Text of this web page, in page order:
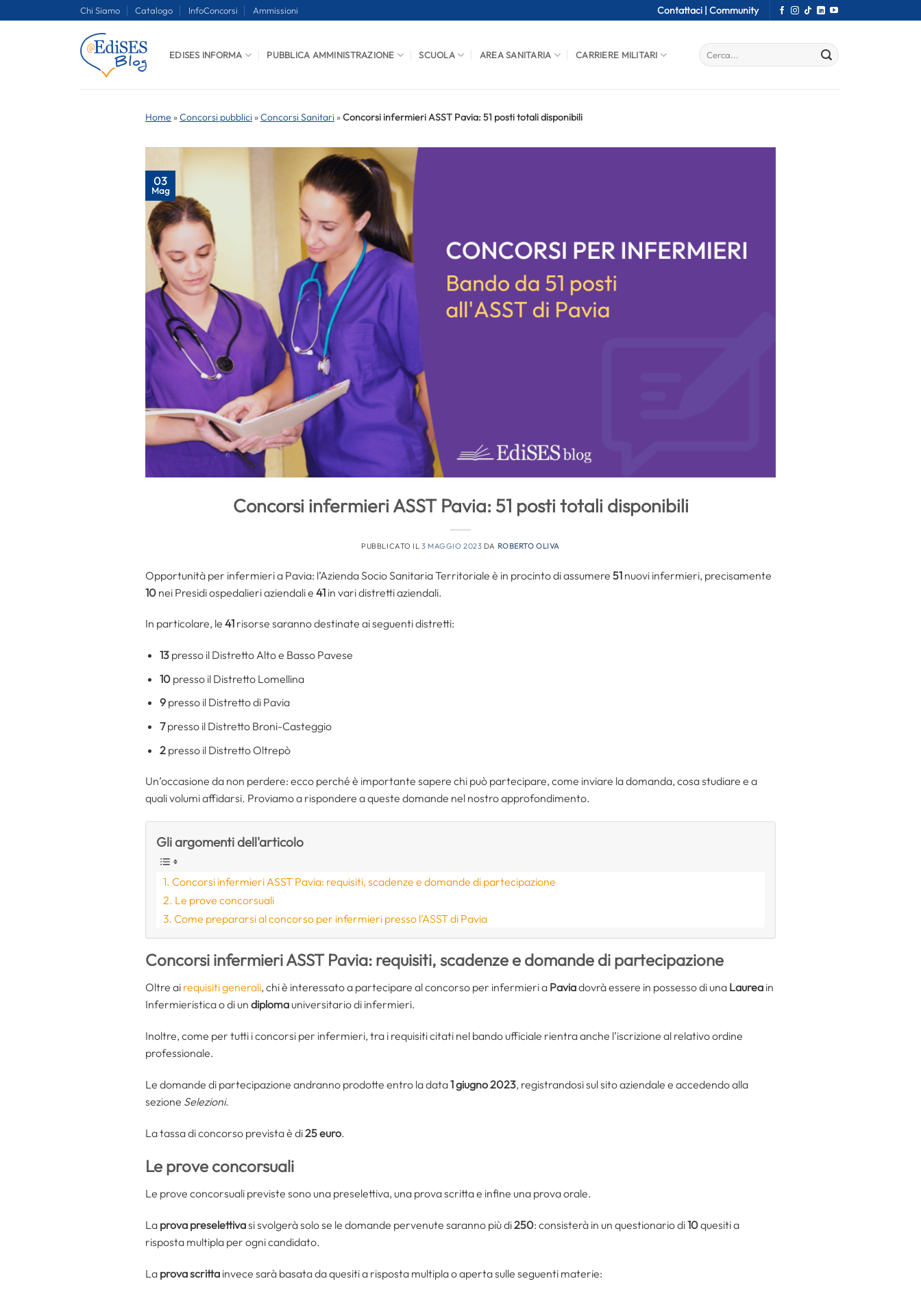
Chi Siamo Catalogo InfoConcorsi Ammissioni Contattaci | Community
EDISES INFORMA PUBBLICA AMMINISTRAZIONE SCUOLA AREA SANITARIA CARRIERE MILITARI
Home »Concorsi pubblici »Concorsi Sanitari »Concorsi infermieri ASST Pavia: 51 posti totali disponibili
03
Mag
Concorsi infermieri ASST Pavia: 51 posti totali disponibili
PUBBLICATO IL3 MAGGIO 2023 DA ROBERTO OLIVA
Opportunità per infermieri a Pavia: l’Azienda Socio Sanitaria Territoriale è in procinto di assumere 51 nuovi infermieri, precisamente
10 nei Presidi ospedalieri aziendali e 41 in vari distretti aziendali.
In particolare, le 41 risorse saranno destinate ai seguenti distretti:
13 presso il Distretto Alto e Basso Pavese
10 presso il Distretto Lomellina
9 presso il Distretto di Pavia
7presso il Distretto Broni-Casteggio
2 presso il Distretto Oltrepò
Un’occasione da non perdere: ecco perché è importante sapere chi può partecipare, come inviare la domanda, cosa studiare e a
quali volumi affidarsi. Proviamo a rispondere a queste domande nel nostro approfondimento.
Gli argomenti dell'articolo
Concorsi infermieri ASST Pavia: requisiti, scadenze e domande di partecipazione
Le prove concorsuali
Come prepararsi al concorso per infermieri presso l’ASST di Pavia
Concorsi infermieri ASST Pavia: requisiti, scadenze e domande di partecipazione
Oltre ai requisiti generali, chi è interessato a partecipare al concorso per infermieri a Paviadovrà essere in possesso di una Laurea in
Infermieristica o di un diploma universitario di infermieri.
Inoltre, come per tutti i concorsi per infermieri, tra i requisiti citati nel bando ufficiale rientra anche l’iscrizione al relativo ordine
professionale.
Le domande di partecipazione andranno prodotte entro la data1 giugno 2023, registrandosi sul sito aziendale e accedendo alla
sezione Selezioni.
La tassa di concorso prevista è di25 euro.
Le prove concorsuali
Le prove concorsuali previste sono una preselettiva, una prova scritta e infine una prova orale.
La prova preselettivasi svolgerà solo se le domande pervenute saranno più di250: consisterà in un questionario di10quesiti a
risposta multipla per ogni candidato.
La prova scritta invece sarà basata da quesiti a risposta multipla o aperta sulle seguenti materie: